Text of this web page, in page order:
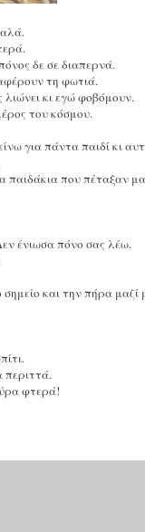
δε σε διαπερνά.
τη φωτιά.
κι εγώ φοβόμουν.
του κόσμου.
για πάντα παιδί κι
που πέταξαν
ένιωσα πόνο σας λέω.
και την πήρα
περιττά.
φτερά!